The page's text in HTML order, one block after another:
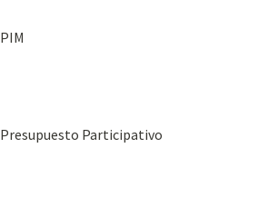
PIM
Presupuesto Participativo